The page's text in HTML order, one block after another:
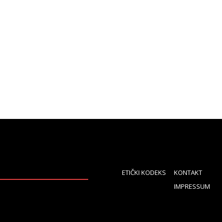
ETIČKI KODEKS
KONTAKT
IMPRESSUM